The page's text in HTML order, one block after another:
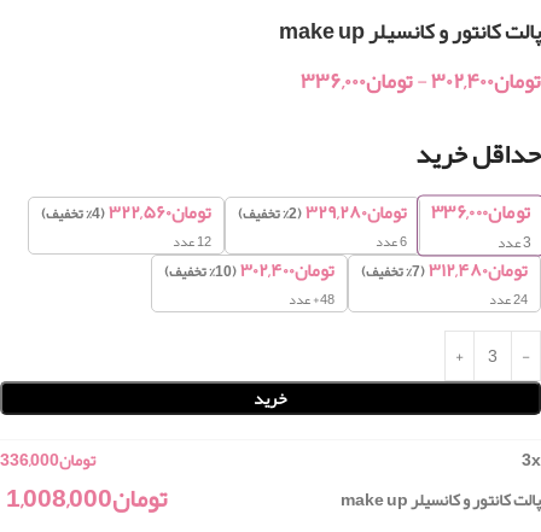
پالت کانتور و کانسیلر make up
تومان۳۰۲,۴۰۰-تومان۳۳۶,۰۰۰
حداقل خرید
تومان۳۳۶,۰۰۰
3عدد
تومان۳۲۹,۲۸۰(2% تخفیف)
6 عدد
تومان۳۲۲,۵۶۰(4% تخفیف)
12 عدد
تومان۳۱۲,۴۸۰(7% تخفیف)
24 عدد
تومان۳۰۲,۴۰۰(10% تخفیف)
48+ عدد
خرید
3x تومان336,000
پالت کانتور و کانسیلر make up
تومان1,008,000